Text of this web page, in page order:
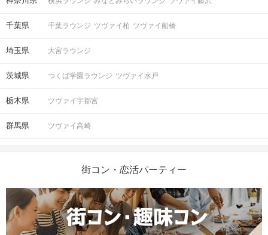
千葉県 千葉ラウンジ ツヴァイ柏 ツヴァイ船橋
埼玉県 大宮ラウンジ
茨城県 つくば学園ラウンジ ツヴァイ水戸
栃木県 ツヴァイ宇都宮
群馬県 ツヴァイ高崎
街コン・恋活パーティー